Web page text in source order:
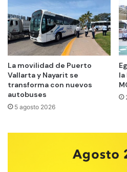
La movilidad de Puerto
Vallarta y Nayarit se
transforma con nuevos
autobuses
5 agosto 2026
la